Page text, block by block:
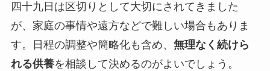
四十九日は区切りとして大切にされてきました
が、家庭の事情や遠方などで難しい場合もありま
す。日程の調整や簡略化も含め、 無理なく続けら
れる供養を相談して決めるのがよいでしょう。